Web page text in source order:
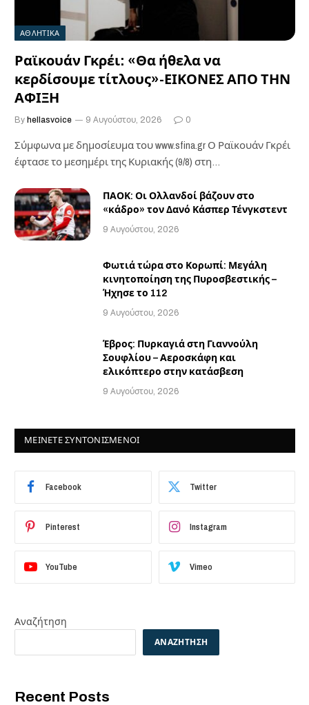
ΑΘΛΗΤΙΚΑ
Ραϊκουάν Γκρέι: «Θα ήθελα να
κερδίσουμε τίτλους»-ΕΙΚΟΝΕΣ ΑΠΟ ΤΗΝ
ΑΦΙΞΗ
By hellasvoice 9 Αυγούστου, 2026 0
Σύμφωνα με δημοσίευμα του www.sfina.gr Ο Ραϊκουάν Γκρέι
έφτασε το μεσημέρι της Κυριακής (9/8) στη…
ΠΑΟΚ: Οι Ολλανδοί βάζουν στο
«κάδρο» τον Δανό Κάσπερ Τένγκστεντ
9 Αυγούστου, 2026
Φωτιά τώρα στο Κορωπί: Μεγάλη
κινητοποίηση της Πυροσβεστικής –
Ήχησε το 112
9 Αυγούστου, 2026
Έβρος: Πυρκαγιά στη Γιαννούλη
Σουφλίου – Αεροσκάφη και
ελικόπτερο στην κατάσβεση
9 Αυγούστου, 2026
ΜΕΙΝΕΤΕ ΣΥΝΤΟΝΙΣΜΕΝΟΙ
Facebook Twitter
Pinterest Instagram
YouTube Vimeo
Αναζήτηση
ΑΝΑΖΉΤΗΣΗ
Recent Posts